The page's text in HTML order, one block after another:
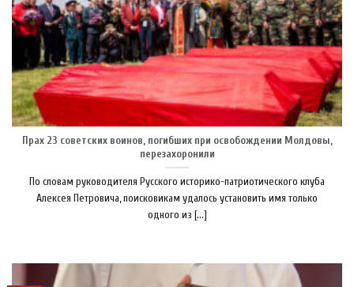
Прах 23 советских воинов, погибших при освобождении Молдовы,
перезахоронили
По словам руководителя Русского историко-патриотического клуба
Алексея Петровича, поисковикам удалось установить имя только
одного из [...]